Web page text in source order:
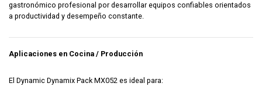
gastronómico profesional por desarrollar equipos confiables orientados
a productividad y desempeño constante.
Aplicaciones en Cocina / Producción
El Dynamic Dynamix Pack MX052 es ideal para: